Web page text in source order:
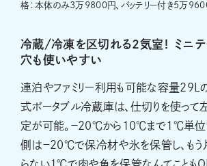
格：本体のみ3万9800円、バッテリー付き5万9600
冷蔵/冷凍を区切れる2気室！ ミニ
穴も使いやすい
連泊やファミリー利用も可能な容量29L
式ポータブル冷蔵庫は、仕切りを使っ
定が可能。－20℃から10℃まで1℃単位
側は－20℃で保冷材や氷を保管し、もう